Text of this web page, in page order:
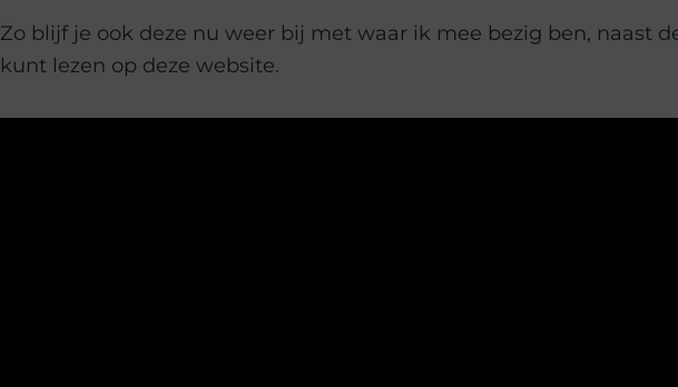
Zo blijf je ook deze nu weer bij met waar ik mee bezig ben, naast
kunt lezen op deze website.